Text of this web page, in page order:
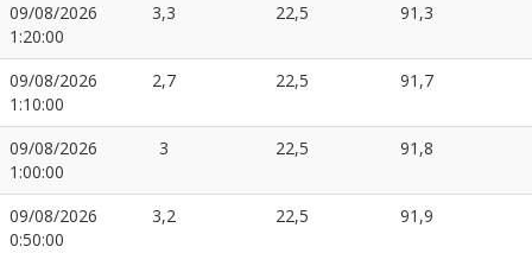
09/08/2026
1:20:00
3,3 22,5 91,3
09/08/2026
1:10:00
2,7 22,5 91,7
09/08/2026
1:00:00
3 22,5 91,8
09/08/2026
0:50:00
3,2 22,5 91,9